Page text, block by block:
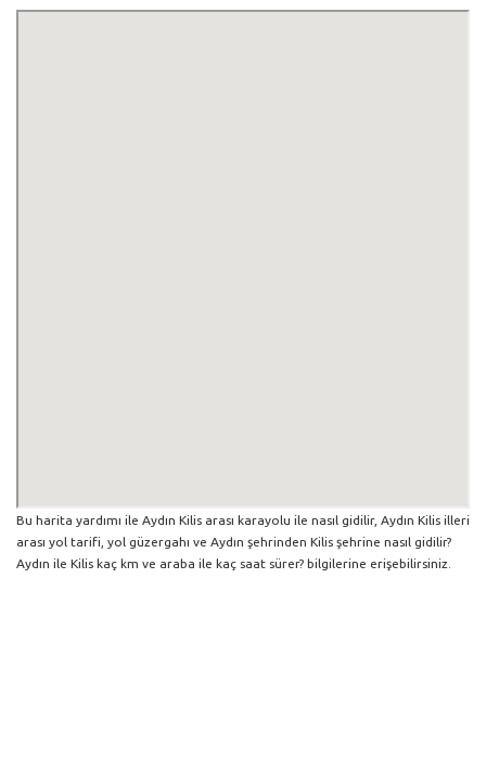
Bu harita yardımı ile Aydın Kilis arası karayolu ile nasıl gidilir, Aydın Kilis illeri
arası yol tarifi, yol güzergahı ve Aydın şehrinden Kilis şehrine nasıl gidilir?
Aydın ile Kilis kaç km ve araba ile kaç saat sürer? bilgilerine erişebilirsiniz.